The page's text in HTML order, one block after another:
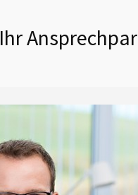
Ihr